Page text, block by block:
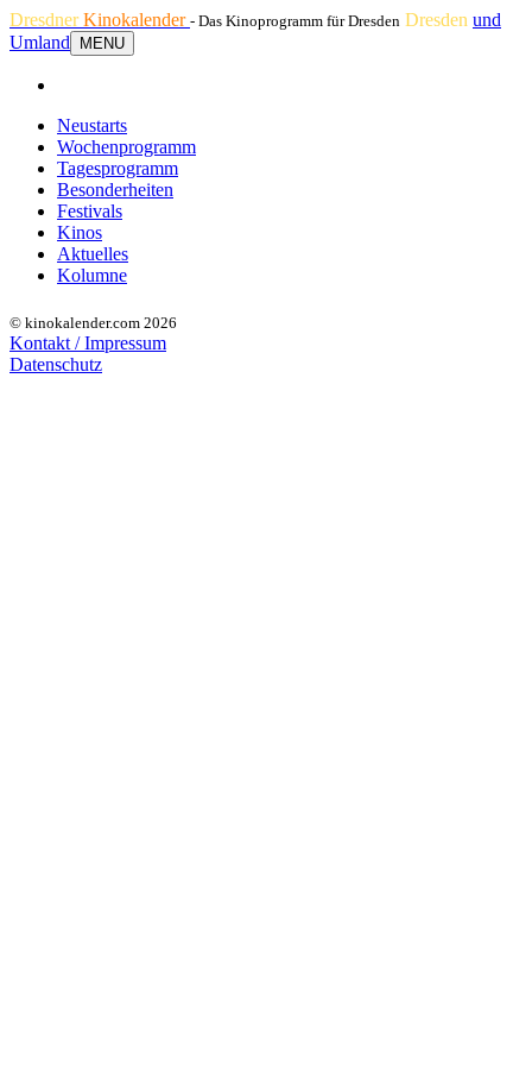
DresdnerKinokalender - Das Kinoprogramm für Dresden Dresden und
Umland
MENU
Neustarts
Wochenprogramm
Tagesprogramm
Besonderheiten
Festivals
Kinos
Aktuelles
Kolumne
© kinokalender.com 2026
Kontakt / Impressum
Datenschutz